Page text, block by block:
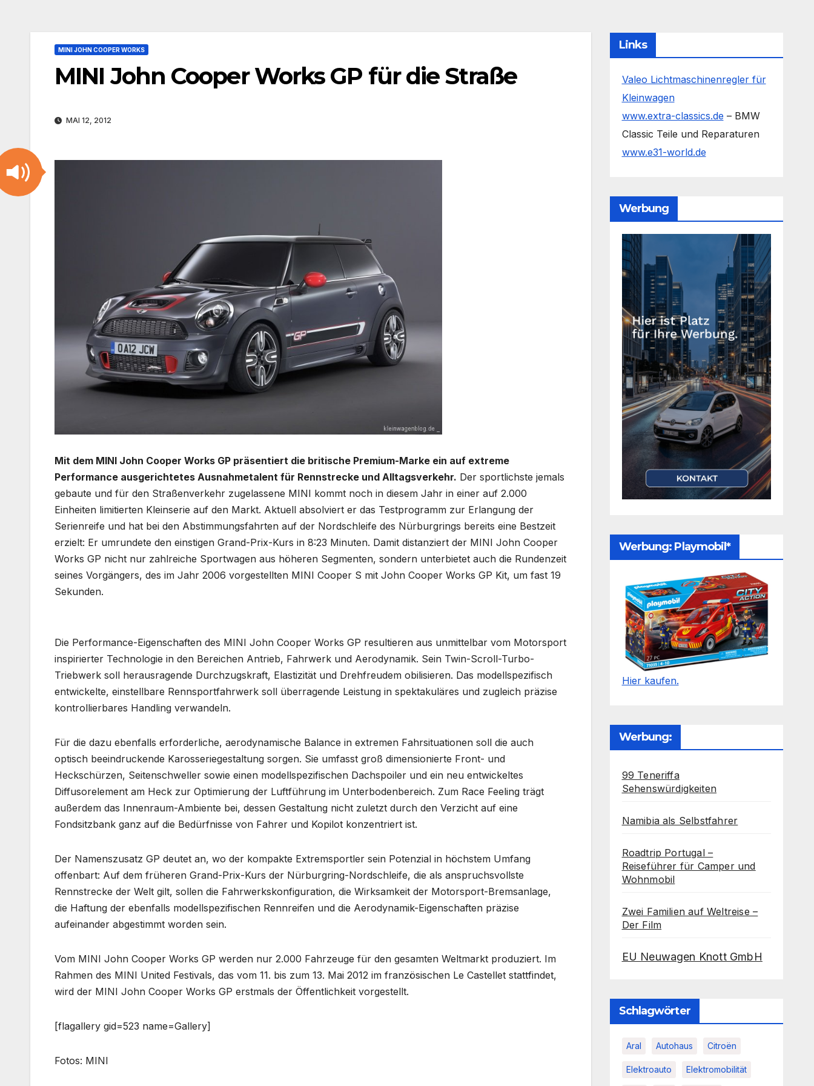
MINI JOHN COOPER WORKS
MINI John Cooper Works GP für die Straße
MAI 12, 2012
Mit dem MINI John Cooper Works GP präsentiert die britische Premium-Marke ein auf extreme
Performance ausgerichtetes Ausnahmetalent für Rennstrecke und Alltagsverkehr. Der sportlichste jemals
gebaute und für den Straßenverkehr zugelassene MINI kommt noch in diesem Jahr in einer auf 2.000
Einheiten limitierten Kleinserie auf den Markt. Aktuell absolviert er das Testprogramm zur Erlangung der
Serienreife und hat bei den Abstimmungsfahrten auf der Nordschleife des Nürburgrings bereits eine Bestzeit
erzielt: Er umrundete den einstigen Grand-Prix-Kurs in 8:23 Minuten. Damit distanziert der MINI John Cooper
Works GP nicht nur zahlreiche Sportwagen aus höheren Segmenten, sondern unterbietet auch die Rundenzeit
seines Vorgängers, des im Jahr 2006 vorgestellten MINI Cooper S mit John Cooper Works GP Kit, um fast 19
Sekunden.
Die Performance-Eigenschaften des MINI John Cooper Works GP resultieren aus unmittelbar vom Motorsport
inspirierter Technologie in den Bereichen Antrieb, Fahrwerk und Aerodynamik. Sein Twin-Scroll-Turbo-
Triebwerk soll herausragende Durchzugskraft, Elastizität und Drehfreudem obilisieren. Das modellspezifisch
entwickelte, einstellbare Rennsportfahrwerk soll überragende Leistung in spektakuläres und zugleich präzise
kontrollierbares Handling verwandeln.
Für die dazu ebenfalls erforderliche, aerodynamische Balance in extremen Fahrsituationen soll die auch
optisch beeindruckende Karosseriegestaltung sorgen. Sie umfasst groß dimensionierte Front- und
Heckschürzen, Seitenschweller sowie einen modellspezifischen Dachspoiler und ein neu entwickeltes
Diffusorelement am Heck zur Optimierung der Luftführung im Unterbodenbereich. Zum Race Feeling trägt
außerdem das Innenraum-Ambiente bei, dessen Gestaltung nicht zuletzt durch den Verzicht auf eine
Fondsitzbank ganz auf die Bedürfnisse von Fahrer und Kopilot konzentriert ist.
Der Namenszusatz GP deutet an, wo der kompakte Extremsportler sein Potenzial in höchstem Umfang
offenbart: Auf dem früheren Grand-Prix-Kurs der Nürburgring-Nordschleife, die als anspruchsvollste
Rennstrecke der Welt gilt, sollen die Fahrwerkskonfiguration, die Wirksamkeit der Motorsport-Bremsanlage,
die Haftung der ebenfalls modellspezifischen Rennreifen und die Aerodynamik-Eigenschaften präzise
aufeinander abgestimmt worden sein.
Vom MINI John Cooper Works GP werden nur 2.000 Fahrzeuge für den gesamten Weltmarkt produziert. Im
Rahmen des MINI United Festivals, das vom 11. bis zum 13. Mai 2012 im französischen Le Castellet stattfindet,
wird der MINI John Cooper Works GP erstmals der Öffentlichkeit vorgestellt.
[flagallery gid=523 name=Gallery]
Fotos: MINI
Links
Valeo Lichtmaschinenregler für
Kleinwagen
www.extra-classics.de – BMW
Classic Teile und Reparaturen
www.e31-world.de
Werbung
Werbung: Playmobil*
Hier kaufen.
Werbung:
99 Teneriffa
Sehenswürdigkeiten
Namibia als Selbstfahrer
Roadtrip Portugal –
Reiseführer für Camper und
Wohnmobil
Zwei Familien auf Weltreise –
Der Film
EU Neuwagen Knott GmbH
Schlagwörter
Aral Autohaus Citroën
Elektroauto Elektromobilität